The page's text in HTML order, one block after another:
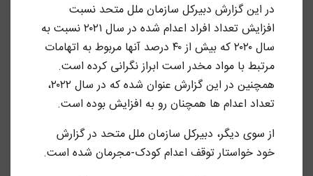
در این گزارش دبیرکل سازمان ملل متحد نسبت
افزایش تعداد افراد اعدام شده در سال ۲۰۲۱ نسبت به
سال ۲۰۲۰ که بیش از ۴۰ درصد آنها مربوط به اتهامات
مرتبط با مواد مخدر است ابراز نگرانی کرده است.
همچنین در این گزارش عنوان شده که در سال ۲۰۲۲،
تعداد اعدام ها همچنان رو به افزایش بوده است.
از سوی دیگر، دبیرکل سازمان ملل متحد در گزارش
خود خواستار توقف اعدام کودک-مجرمان شده است.